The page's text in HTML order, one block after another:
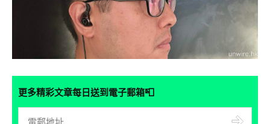
更多精彩文章每日送到電子郵箱📮